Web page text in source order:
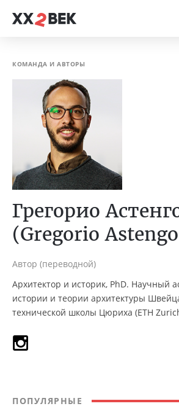
КОМАНДА И АВТОРЫ
Грегорио
(Gregorio
Автор (переводной)
Архитектор и историк, PhD. Научный
истории и теории архитектуры
технической школы Цюриха (ETH
ПОПУЛЯРНЫЕ